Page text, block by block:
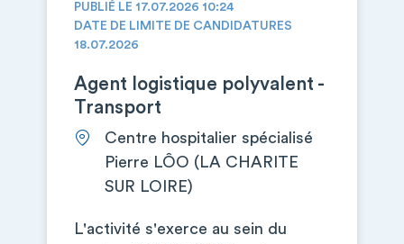
PUBLIÉ LE 17.07.2026 10:24
DATE DE LIMITE DE CANDIDATURES
18.07.2026
Agent logistique polyvalent -
Transport
Centre hospitalier spécialisé
Pierre LÔO (LA CHARITE
SUR LOIRE)
L'activité s'exerce au sein du